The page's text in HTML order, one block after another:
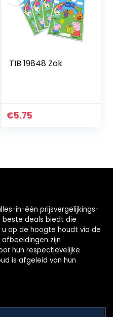
TIB 19848 Zak
€5.75
in-één prijsvergelijkings-
deals biedt die
op de hoogte houdt via de
zijn
hun respectievelijke
is afgeleid van hun